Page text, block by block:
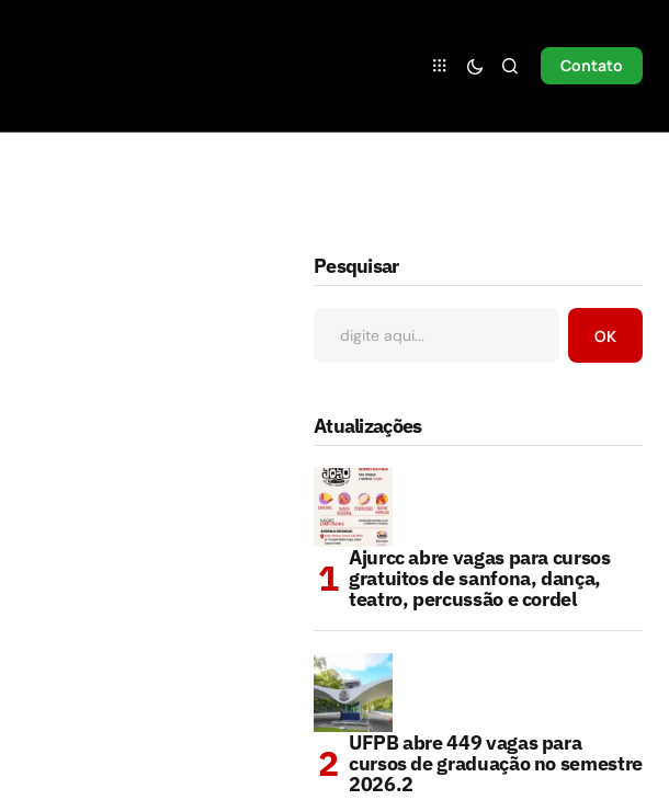
Contato
Pesquisar
OK
Atualizações
Ajurcc abre vagas para cursos
gratuitos de sanfona, dança,
teatro, percussão e cordel
UFPB abre 449 vagas para
cursos de graduação no semestre
2026.2